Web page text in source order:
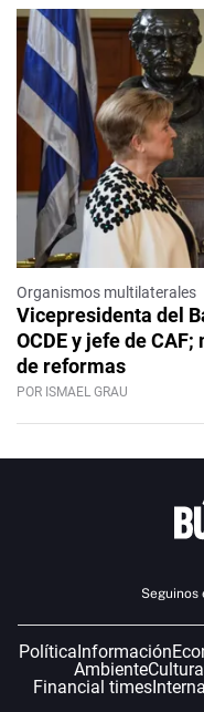
Organismos multilaterales
Vicepresidenta del
OCDE y jefe de
de reformas
POR ISMAEL GRAU
Seguinos
Política Información
AmbienteCultura
Financial times